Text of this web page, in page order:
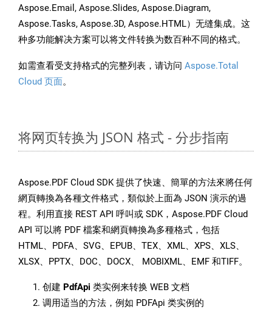
Aspose.Email, Aspose.Slides, Aspose.Diagram,
Aspose.Tasks, Aspose.3D, Aspose.HTML）无缝集成。这
种多功能解决方案可以将文件转换为数百种不同的格式。
如需查看受支持格式的完整列表，请访问 Aspose.Total
Cloud 页面。
将网页转换为 JSON 格式 - 分步指南
Aspose.PDF Cloud SDK 提供了快速、簡單的方法來將任何
網頁轉換為各種文件格式，類似於上面為 JSON 演示的過
程。利用直接 REST API 呼叫或 SDK，Aspose.PDF Cloud
API 可以將 PDF 檔案和網頁轉換為多種格式，包括
HTML、PDFA、SVG、EPUB、TEX、XML、XPS、XLS、
XLSX、PPTX、DOC、DOCX、 MOBIXML、EMF 和TIFF。
创建 PdfApi 类实例来转换 WEB 文档
调用适当的方法，例如 PDFApi 类实例的